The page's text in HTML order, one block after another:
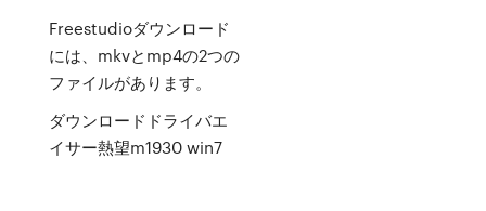
Freestudioダウンロード
には、mkvとmp4の2つの
ファイルがあります。
ダウンロードドライバエ
イサー熱望m1930 win7